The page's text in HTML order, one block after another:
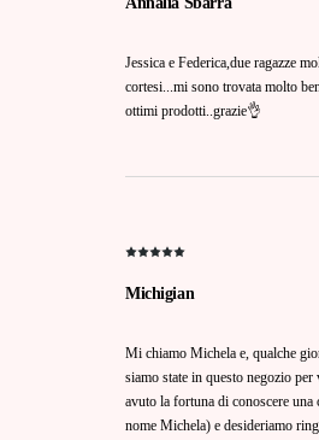
Jessica e Federica,due ragazze
cortesi...mi sono trovata molto
ottimi prodotti..grazie👌
Michigian
Mi chiamo Michela e, qualche
siamo state in questo negozio
avuto la fortuna di conoscere una
nome Michela) e desideriamo